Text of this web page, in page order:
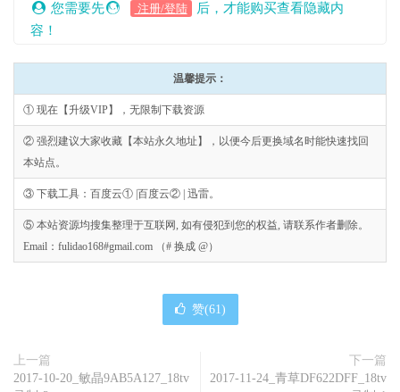
您需要先
注册/登陆
后，才能购买查看隐藏内
容！
温馨提示：
① 现在【升级VIP】，无限制下载资源
② 强烈建议大家收藏【本站永久地址】，以便今后更换域名时能快速找回
本站点。
③ 下载工具：百度云① |百度云② | 迅雷。
⑤ 本站资源均搜集整理于互联网, 如有侵犯到您的权益, 请联系作者删除。
Email：fulidao168#gmail.com （# 换成 @）
赞(61)
上一篇
2017-10-20_敏晶9AB5A127_18tv
下一篇
2017-11-24_青草DF622DFF_18tv